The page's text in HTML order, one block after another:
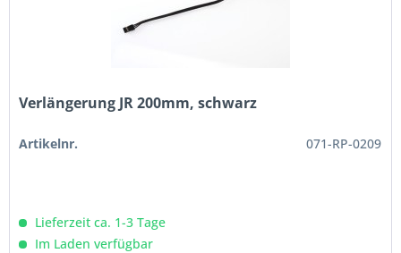
Verlängerung JR 200mm, schwarz
Artikelnr. 071-RP-0209
Lieferzeit ca. 1-3 Tage
Im Laden verfügbar